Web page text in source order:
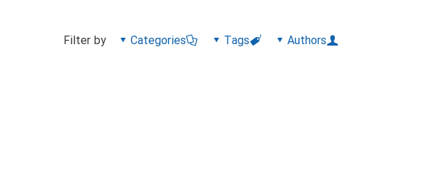
Filter by Categories Tags Authors